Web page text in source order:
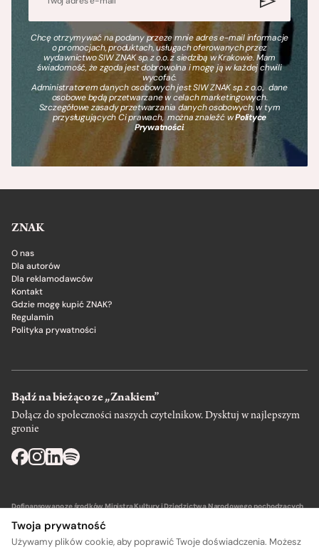
Chcę otrzymywać na podany przeze mnie adres e-mail informacje
o promocjach, produktach, usługach oferowanych przez
wydawnictwo SIW ZNAK sp. z o.o. z siedzibą w Krakowie. Mam
świadomość, że zgoda jest dobrowolna i mogę ją w każdej chwili
wycofać.
Administratorem danych osobowych jest SIW ZNAK sp. z o.o., dane
osobowe będą przetwarzane w celach marketingowych.
Szczegółowe zasady przetwarzania danych osobowych, w tym
przysługujących Ci prawach, można znaleźć wPolityce
Prywatności.
ZNAK
O nas
Dla autorów
Dla reklamodawców
Kontakt
Gdzie mogę kupić ZNAK?
Regulamin
Polityka prywatności
Bądź na bieżąco ze „Znakiem”
Dołącz do społeczności naszych czytelnikow. Dysktuj w najlepszym
gronie
Dofinansowano ze środków Ministra Kultury i Dziedzictwa Narodowego pochodzących
Twoja prywatność
Używamy plików cookie, aby poprawić Twoje doświadczenia. Możesz